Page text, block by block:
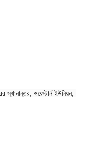
স্থানান্তর, ওয়েস্টার্ন ইউনিয়ন,